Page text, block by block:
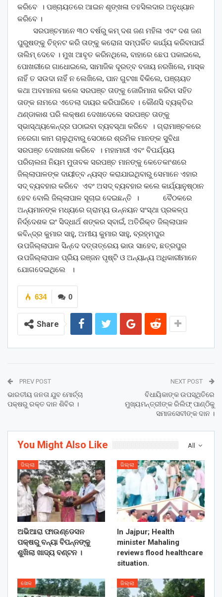
କରିବେ । ପଞ୍ଚାୟତରେ ଆଇନ ଶୃଙ୍ଖଳା ତହସିଲଦାର ଅନୁଧ୍ୟାନ
କରିବେ ।
ସରପଞ୍ଚମାନେ ୩୦ ବର୍ଷରୁ କମ୍ ଦଶ ଜଣ ମହିଳା ଏବଂ ଦଶ ଜଣ
ପୁରୁଷଙ୍କୁ ଚିହ୍ନଟ କରି ତାଙ୍କୁ କରୋନା ସମ୍ପର୍କିତ କାର୍ଯ୍ୟ କରିବାପାଇଁ
ତାଲିମ୍ ଦେବେ । ମୁଖ ଆବୃତ କରିନଥିଲେ, ବାହାରେ ଛେପ ପକାଇଲେ,
ପୋଖରୀରେ ଗାଧୋଇଲେ, ସାମାଜିକ ଦୂରତ୍ବ ବଜାୟ ନରଖିଲେ, ମାସ୍କ
ନାହିଁ ତ ସଉଦା ନାହିଁ ନ ଲେଖିଲେ, ପାନ ଗୁଟଖା ବିକିଲେ, ପଞ୍ଚାୟତ
କଥା ଅବମାନନା କଲେ ସରପଞ୍ଚ ତାଙ୍କୁ ଜୋରିମାନା କରିବା ସହିତ
ତାଙ୍କ ନାମରେ ଏତେଲା ଦାୟର କରିପାରିବେ । କୌଣସି ବ୍ୟକ୍ତିର
ଥଣ୍ଡାକାଶ ପରି ଲକ୍ଷଣ ଦେଖାଦେଲେ ସରପଞ୍ଚ ତାଙ୍କୁ
ସ୍ଭାସ୍ଥ୍ୟକେନ୍ଦ୍ର ପଠାଇବା ବ୍ୟବସ୍ଥା କରିବେ । ଗ୍ରାମାଞ୍ଚଳରେ
ନରେଗା କାମ ଚାଲୁଥିବାରୁ ସେଠାରେ ଶ୍ରମିକ ମାନଙ୍କ ସୁବିଧା
ସରପଞ୍ଚ ଦେଖାରଖା କରିବେ । ମହାମାରୀ ଏବଂ ବିପର୍ଯ୍ୟୟ
ପରିଚାଲନା ନିୟମ ମୁତାବକ ସରପଞ୍ଚ ମାନଙ୍କୁ କେତେକାଂଶରେ
ଜିଲ୍ଲାପାଳଙ୍କ ଦାୟୀତ୍ବ ନ୍ୟସ୍ତ କରାଯାଇଥିବାରୁ ସେମାନେ ଏହାର
ସଦ୍ ବ୍ୟବହାର କରିବେ ଏବଂ ଅସଦ୍ ବ୍ୟବହାର କଲେ କାର୍ଯ୍ୟାନୁଷ୍ଠାନ
ହେବ ବୋଲି ଜିଲ୍ଲାପାଳ ସୂଚାଇ ଦେଇଛନ୍ତି । ବୈଠକରେ
ଅନ୍ୟମାନଙ୍କ ମଧ୍ୟରେ ଗ୍ରାମ୍ୟ ଉନ୍ନୟନ ସଂସ୍ଥା ପ୍ରକଳ୍ପ
ନିର୍ଦ୍ଦେଶକ ଇଂ ସିଦ୍ଧାର୍ଥ ଶଙ୍କର ସ୍ବାଇଁ, ଅତିରିକ୍ତ ଜିଲ୍ଲାପାଳ
କବିନ୍ଦ୍ର କୁମାର ସାହୁ, ଅମୀୟ କୁମାର ସାହୁ, ବ୍ରହ୍ମପୁର
ଉପଜିଲ୍ଲାପାଳ ସିନ୍ଦେ ଦତ୍ତାତ୍ରେୟ ଭାଉ ସାହେବ, ଛତ୍ରପୁର
ଉପଜିଲ୍ଲାପାଳ ପ୍ରିୟ ରଞ୍ଜନ ପୃଷ୍ଟି ଓ ଅନ୍ୟାନ୍ୟ ଅଧିକାରୀମାନେ
ଯୋଗଦେଇଥିଲେ ।
0
634
Share
PREV POST
ଭାରତୀୟ ଜନତା ଯୁବ ମୋର୍ଚ୍ଚା
ପକ୍ଷରୁ ରକ୍ତ ଦାନ ଶିବିର ।
NEXT POST
ବିଧାୟିକାଙ୍କ ଉପସ୍ଥିତିରେ
ମୁଖ୍ୟମନ୍ତ୍ରୀଙ୍କ ରିଲିଫ୍ ପାଣ୍ଠିକୁ
ସମାଜସେବୀଙ୍କ ଦାନ ।
All
You Might Also Like
ଜିଲ୍ଲା
ଅଭିଆରା ଫାଉଣ୍ଡେସନ
ପକ୍ଷରୁ ବନ୍ୟା ବିପନ୍ନଙ୍କୁ
ଶୁଖିଲା ଖାଦ୍ୟ ବଣ୍ଟନ ।
ଜିଲ୍ଲା
In Jajpur; Health
minister Mahaling
reviews flood healthcare
situation.
ଖେଳ ଜିଲ୍ଲା